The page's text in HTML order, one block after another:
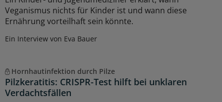
Veganismus nichts für Kinder ist und wann diese
Ernährung vorteilhaft sein könnte.
Ein Interview von Eva Bauer
Hornhautinfektion durch Pilze
Pilzkeratitis: CRISPR-Test hilft bei unklaren
Verdachtsfällen